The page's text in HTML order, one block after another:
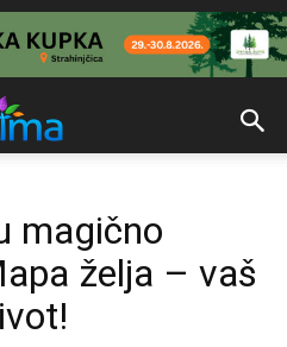
magično
želja – vaš